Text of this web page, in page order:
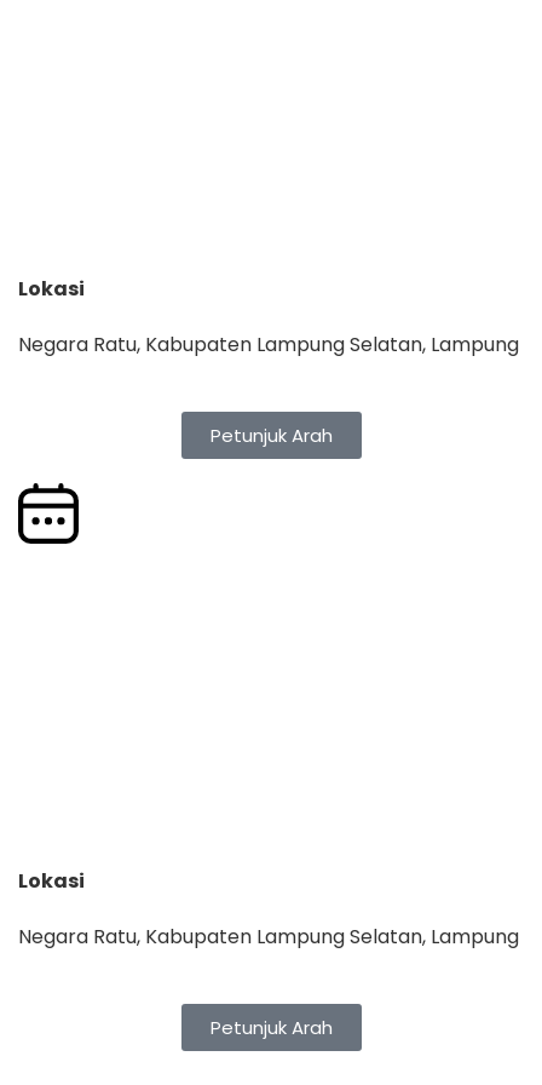
Lokasi
Negara Ratu, Kabupaten Lampung Selatan, Lampung
Petunjuk Arah
Lokasi
Negara Ratu, Kabupaten Lampung Selatan, Lampung
Petunjuk Arah